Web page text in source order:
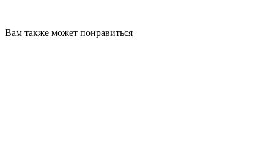
Вам также может понравиться